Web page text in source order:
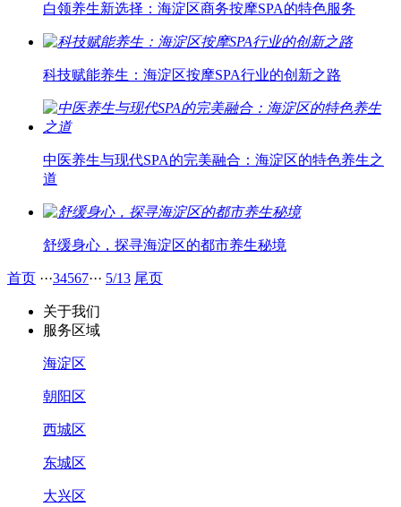
白领养生新选择：海淀区商务按摩SPA的特色服务
科技赋能养生：海淀区按摩SPA行业的创新之路
中医养生与现代SPA的完美融合：海淀区的特色养生之
道
舒缓身心，探寻海淀区的都市养生秘境
首页 ···34567··· 5/13 尾页
关于我们
服务区域
海淀区
朝阳区
西城区
东城区
大兴区